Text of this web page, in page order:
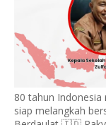
80 tahun Indonesia
siap melangkah